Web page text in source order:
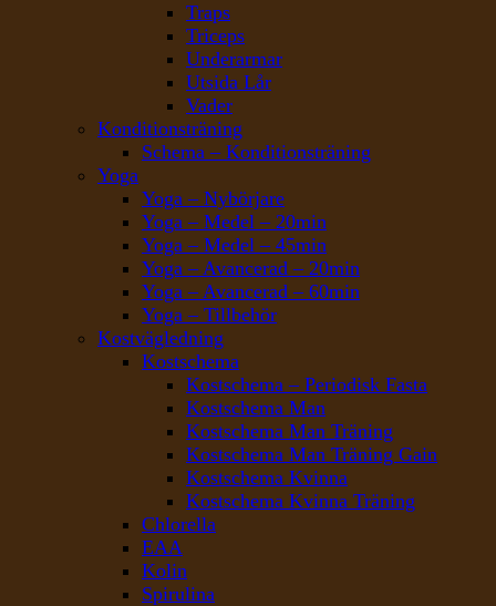
Traps
Triceps
Underarmar
Utsida Lår
Vader
Konditionsträning
Schema – Konditionsträning
Yoga
Yoga – Nybörjare
Yoga – Medel – 20min
Yoga – Medel – 45min
Yoga – Avancerad – 20min
Yoga – Avancerad – 60min
Yoga – Tillbehör
Kostvägledning
Kostschema
Kostschema – Periodisk Fasta
Kostschema Man
Kostschema Man Träning
Kostschema Man Träning Gain
Kostschema Kvinna
Kostschema Kvinna Träning
Chlorella
EAA
Kolin
Spirulina